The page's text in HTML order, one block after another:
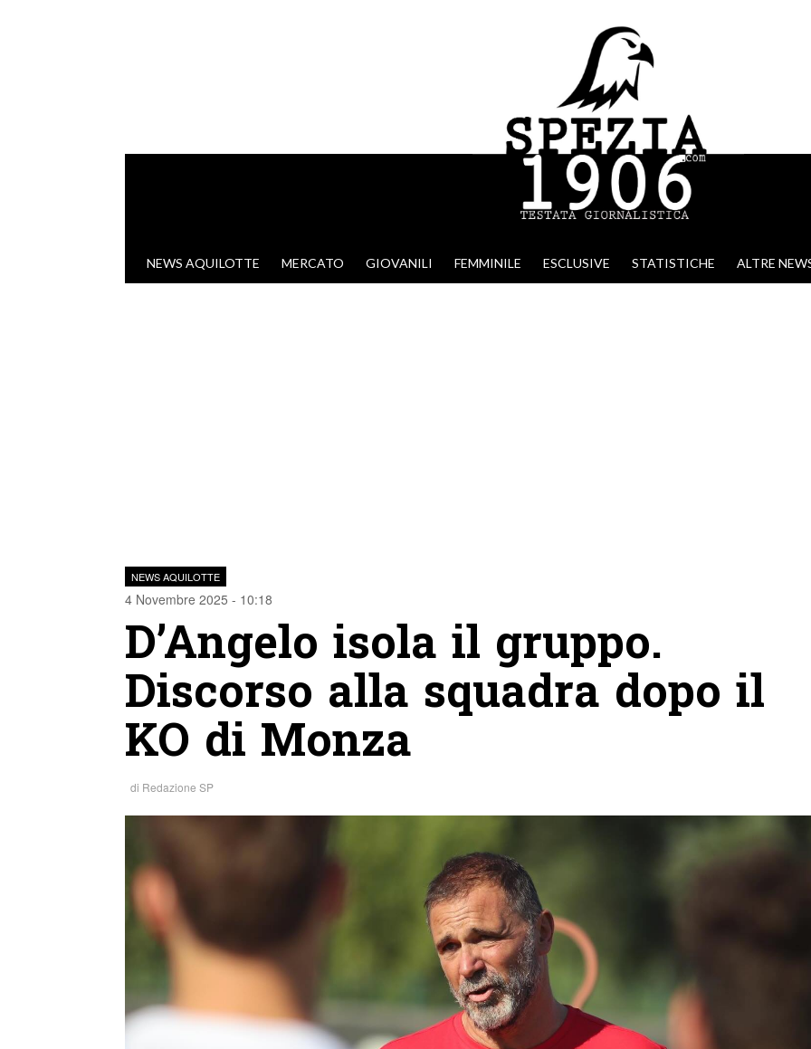
VAI AL CONTENUTO
NEWS AQUILOTTE MERCATO GIOVANILI FEMMINILE ESCLUSIVE STATISTICHE ALTRE
NEWS AQUILOTTE
4 Novembre 2025 - 10:18
D’Angelo isola il gruppo.
Discorso alla squadra dopo il
KO di Monza
di Redazione SP